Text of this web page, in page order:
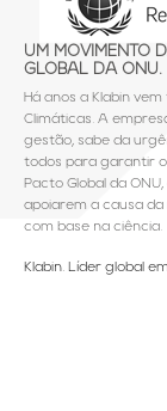
UM MOVIMENTO
GLOBAL DA ONU.
Há anos a Klabin
Climáticas. A
gestão, sabe da
todos para garantir o
Pacto Global da
apoiarem a causa
com base na ciência.
Klabin. Líder global